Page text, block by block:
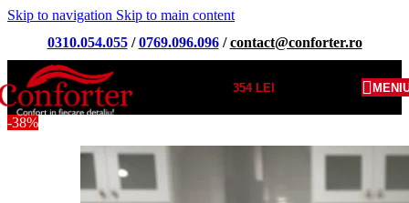
Skip to navigation Skip to main content
0310.054.055/0769.096.096/contact@conforter.ro
354 LEI
-38%